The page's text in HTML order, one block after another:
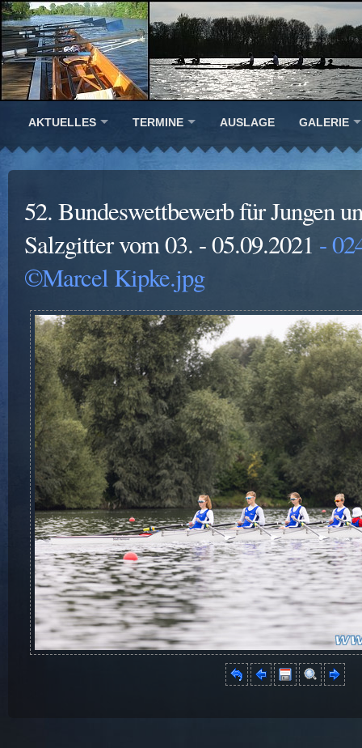
AKTUELLES TERMINE AUSLAGE GALERIE
52. Bundeswettbewerb für Jungen
Salzgitter vom 03. - 05.09.2021 -
©Marcel Kipke.jpg